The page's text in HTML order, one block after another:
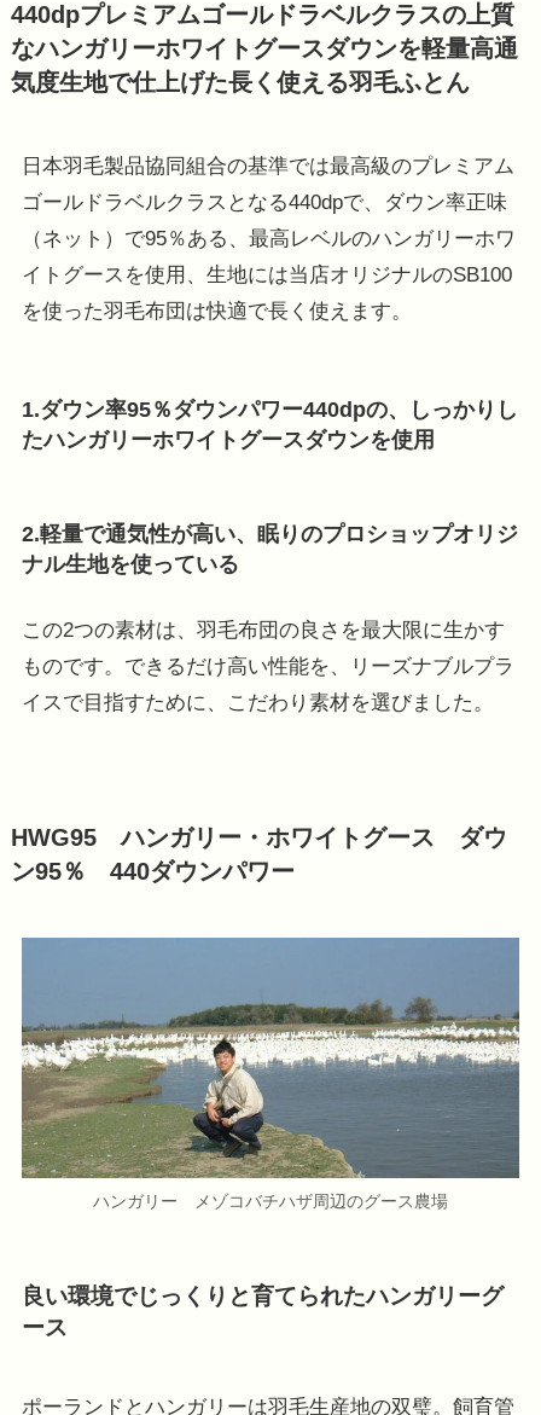
440dpプレミアムゴールドラベルクラスの上質
なハンガリーホワイトグースダウンを軽量高通
気度生地で仕上げた長く使える羽毛ふとん
日本羽毛製品協同組合の基準では最高級のプレミアム
ゴールドラベルクラスとなる440dpで、ダウン率正味
（ネット）で95％ある、最高レベルのハンガリーホワ
イトグースを使用、生地には当店オリジナルのSB100
を使った羽毛布団は快適で長く使えます。
1.ダウン率95％ダウンパワー440dpの、しっかりし
たハンガリーホワイトグースダウンを使用
2.軽量で通気性が高い、眠りのプロショップオリジ
ナル生地を使っている
この2つの素材は、羽毛布団の良さを最大限に生かす
ものです。できるだけ高い性能を、リーズナブルプラ
イスで目指すために、こだわり素材を選びました。
HWG95 ハンガリー・ホワイトグース ダウ
ン95％ 440ダウンパワー
ハンガリー メゾコバチハザ周辺のグース農場
良い環境でじっくりと育てられたハンガリーグ
ース
ポーランドとハンガリーは羽毛生産地の双璧。飼育管